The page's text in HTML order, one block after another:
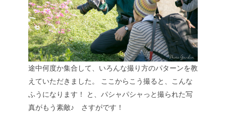
途中何度か集合して、いろんな撮り方のパターンを教
えていただきました。
ここからこう撮ると、こんな
ふうになります！
と、パシャパシャっと撮られた写
真がもう素敵♪ さすがです！